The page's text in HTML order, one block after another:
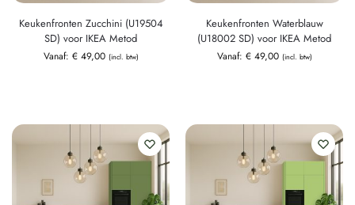
Keukenfronten Zucchini (U19504
SD) voor IKEA Metod
Vanaf: €49,00 (incl. btw)
Keukenfronten Waterblauw
(U18002 SD) voor IKEA Metod
Vanaf: €49,00 (incl. btw)